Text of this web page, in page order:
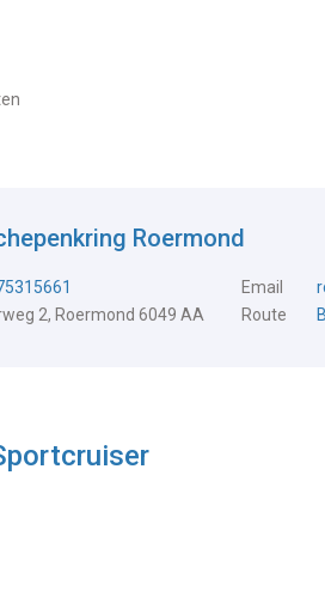
Roermond
Email
2, Roermond 6049 AA Route